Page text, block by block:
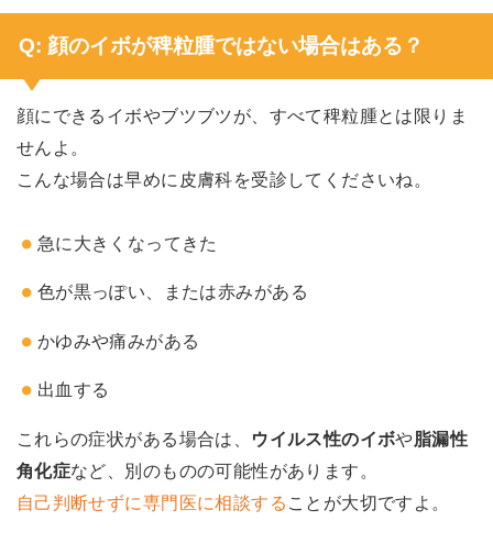
Q: 顔のイボが稗粒腫ではない場合はある？
顔にできるイボやブツブツが、すべて稗粒腫とは限りま
せんよ。
こんな場合は早めに皮膚科を受診してくださいね。
急に大きくなってきた
色が黒っぽい、または赤みがある
かゆみや痛みがある
出血する
これらの症状がある場合は、 ウイルス性のイボや脂漏性
角化症など、別のものの可能性があります。
自己判断せずに専門医に相談する ことが大切ですよ。